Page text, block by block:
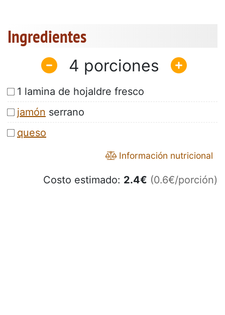
Ingredientes
4
1 lamina de hojaldre fresco
jamón serrano
queso
Información nutricional
Costo estimado: 2.4€ (0.6€/porción)